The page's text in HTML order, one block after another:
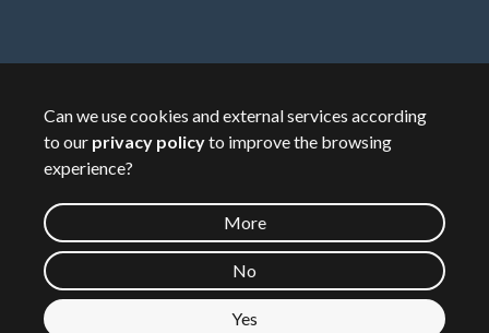
🇸🇪Sverige
©2026Wannasport.dk
Private data
Can we use cookies and external services according
to our privacy policyto improve the browsing
experience?
More
No
Yes